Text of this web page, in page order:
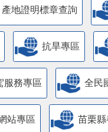
產地證明標章查詢
抗旱專區
服務專區 全民
站專區 苗栗